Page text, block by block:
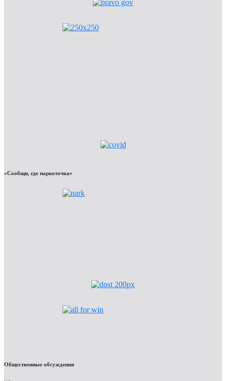
«Сообщи, где наркоточка»
Общественные обсуждения